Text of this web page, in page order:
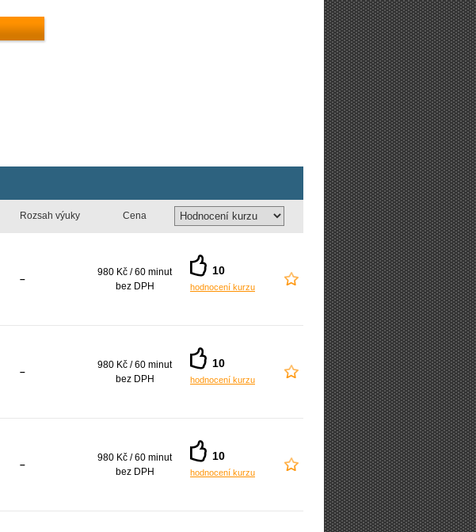
Rozsah výuky Cena
–
980 Kč / 60 minut
bez DPH
10
hodnocení kurzu
–
980 Kč / 60 minut
bez DPH
10
hodnocení kurzu
–
980 Kč / 60 minut
bez DPH
10
hodnocení kurzu